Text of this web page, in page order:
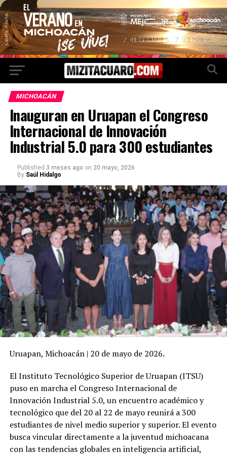
MICHOACÁN
Inauguran en Uruapan el Congreso
Internacional de Innovación
Industrial 5.0 para 300 estudiantes
Published 3 meses ago on 20 mayo, 2026
By Saúl Hidalgo
Uruapan, Michoacán | 20 de mayo de 2026.
El Instituto Tecnológico Superior de Uruapan (ITSU)
puso en marcha el Congreso Internacional de
Innovación Industrial 5.0, un encuentro académico y
tecnológico que del 20 al 22 de mayo reunirá a 300
estudiantes de nivel medio superior y superior. El evento
busca vincular directamente a la juventud michoacana
con las tendencias globales en inteligencia artificial,